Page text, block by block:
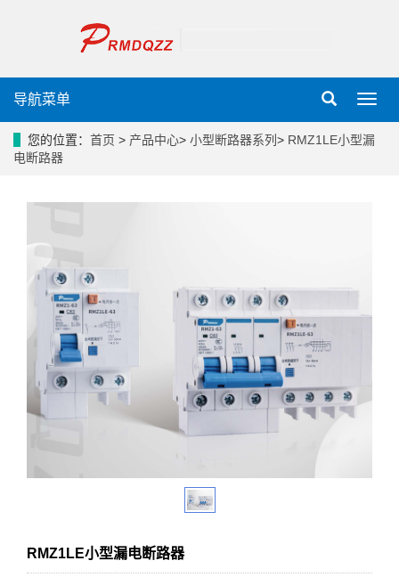
导
菜
导航菜单
您的位置： 首页 > 产品中心> 小型断路器系列> RMZ1LE小型漏
电断路器
RMZ1LE小型漏电断路器